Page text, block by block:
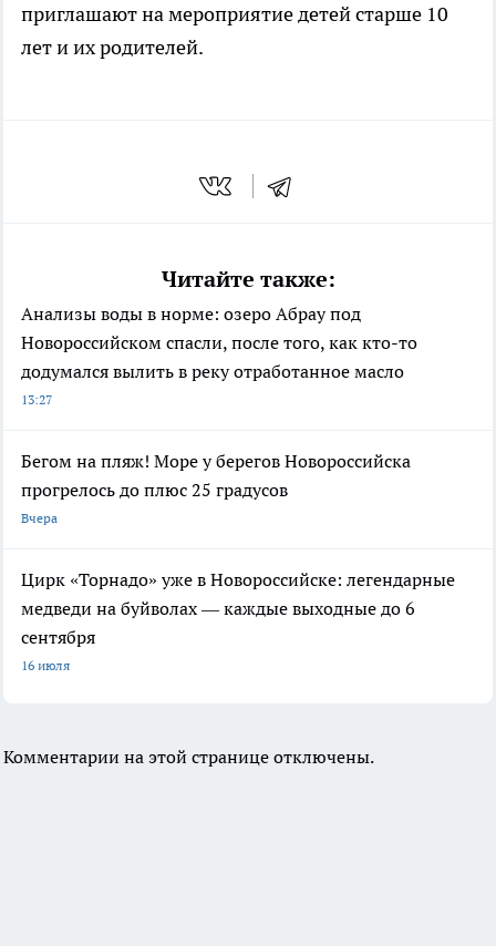
приглашают на мероприятие детей старше 10
лет и их родителей.
Читайте также:
Анализы воды в норме: озеро Абрау под
Новороссийском спасли, после того, как кто-то
додумался вылить в реку отработанное масло
13:27
Бегом на пляж! Море у берегов Новороссийска
прогрелось до плюс 25 градусов
Вчера
Цирк «Торнадо» уже в Новороссийске: легендарные
медведи на буйволах — каждые выходные до 6
сентября
16 июля
Комментарии на этой странице отключены.